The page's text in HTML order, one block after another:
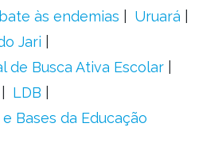
às endemias
Uruará
Jari
de Busca Ativa Escolar
LDB
Bases da Educação